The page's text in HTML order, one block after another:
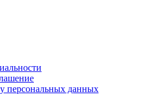
персональных данных